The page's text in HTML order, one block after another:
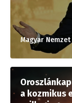
Magyar Nemzet
a kozmikus